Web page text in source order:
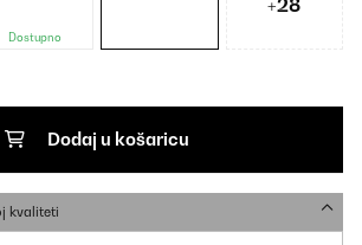
Dostupno
+28
Dodaj u košaricu
kvaliteti